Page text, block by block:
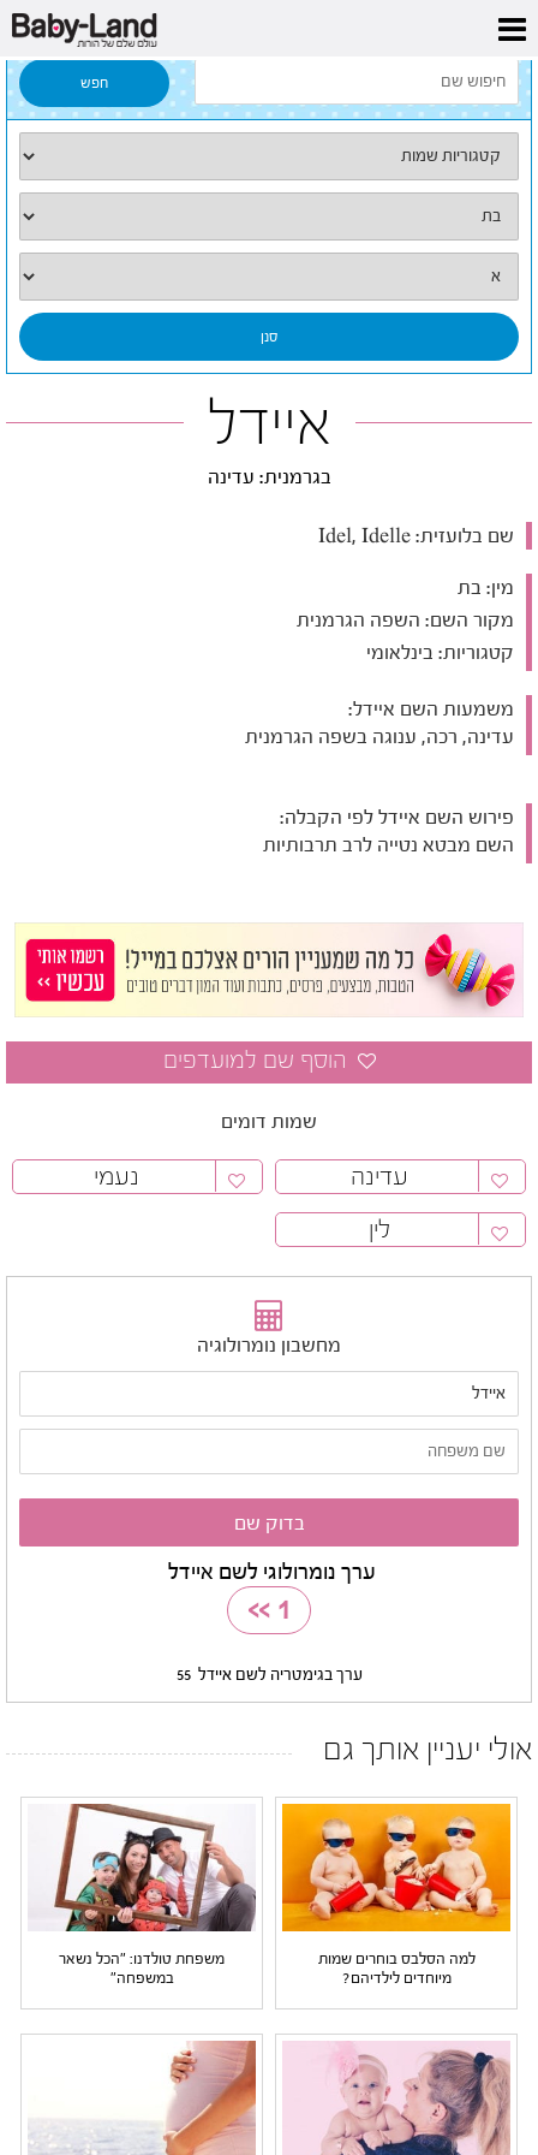
דף הבית
איידל
בגרמנית: עדינה
שם בלועזית:
מין: בת
מקור השם: השפה הגרמנית
קטגוריות: בינלאומי
משמעות השם איידל:
עדינה, רכה, ענוגה בשפה הגרמנית
פירוש השם איידל לפי הקבלה:
השם מבטא נטייה לרב תרבותיות
שמות דומים
עדינה
נעמי
לין
מחשבון נומרולוגיה
ערך נומרולוגי לשם איידל
1
>>
ערך בגימטריה לשם איידל 55
אולי יעניין אותך גם
למה הסלבס בוחרים שמות
מיוחדים לילדיהם?
משפחת טולדנו: "הכל נשאר
במשפחה"